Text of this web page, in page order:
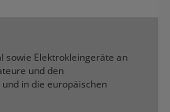
sowie Elektrokleingeräte an
und den
in die europäischen